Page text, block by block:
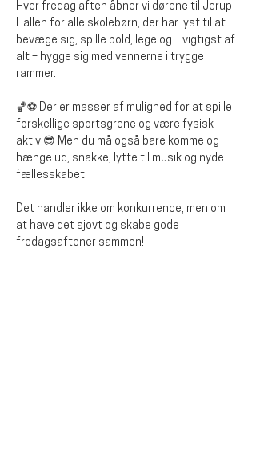
Hver fredag aften åbner vi dørene til Jerup
Hallen for alle skolebørn, der har lyst til at
bevæge sig, spille bold, lege og – vigtigst af
alt – hygge sig med vennerne i trygge
rammer.
🏀⚽ Der er masser af mulighed for at spille
forskellige sportsgrene og være fysisk
aktiv.😎 Men du må også bare komme og
hænge ud, snakke, lytte til musik og nyde
fællesskabet.
Det handler ikke om konkurrence, men om
at have det sjovt og skabe gode
fredagsaftener sammen!